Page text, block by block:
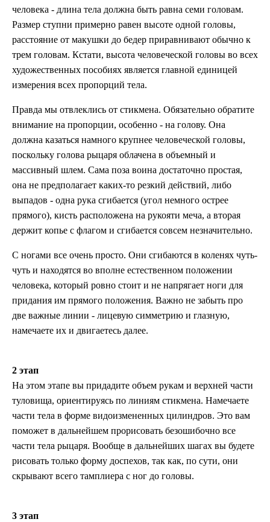
человека - длина тела должна быть равна семи головам.
Размер ступни примерно равен высоте одной головы,
расстояние от макушки до бедер приравнивают обычно к
трем головам. Кстати, высота человеческой головы во всех
художественных пособиях является главной единицей
измерения всех пропорций тела.
Правда мы отвлеклись от стикмена. Обязательно обратите
внимание на пропорции, особенно - на голову. Она
должна казаться намного крупнее человеческой головы,
поскольку голова рыцаря облачена в объемный и
массивный шлем. Сама поза воина достаточно простая,
она не предполагает каких-то резкий действий, либо
выпадов - одна рука сгибается (угол немного острее
прямого), кисть расположена на рукояти меча, а вторая
держит копье с флагом и сгибается совсем незначительно.
С ногами все очень просто. Они сгибаются в коленях чуть-
чуть и находятся во вполне естественном положении
человека, который ровно стоит и не напрягает ноги для
придания им прямого положения. Важно не забыть про
две важные линии - лицевую симметрию и глазную,
намечаете их и двигаетесь далее.
2 этап
На этом этапе вы придадите объем рукам и верхней части
туловища, ориентируясь по линиям стикмена. Намечаете
части тела в форме видоизмененных цилиндров. Это вам
поможет в дальнейшем прорисовать безошибочно все
части тела рыцаря. Вообще в дальнейших шагах вы будете
рисовать только форму доспехов, так как, по сути, они
скрывают всего тамплиера с ног до головы.
3 этап